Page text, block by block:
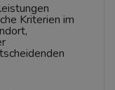
Kriterien im